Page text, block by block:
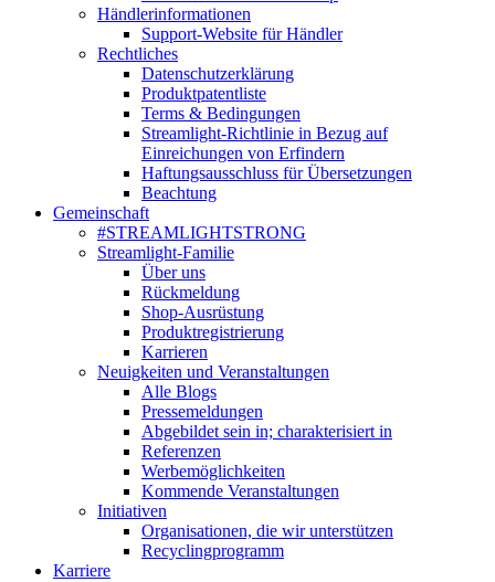
Händlerinformationen
Support-Website für Händler
Rechtliches
Datenschutzerklärung
Produktpatentliste
Terms & Bedingungen
Streamlight-Richtlinie in Bezug auf
Einreichungen von Erfindern
Haftungsausschluss für Übersetzungen
Beachtung
Gemeinschaft
#STREAMLIGHTSTRONG
Streamlight-Familie
Über uns
Rückmeldung
Shop-Ausrüstung
Produktregistrierung
Karrieren
Neuigkeiten und Veranstaltungen
Alle Blogs
Pressemeldungen
Abgebildet sein in; charakterisiert in
Referenzen
Werbemöglichkeiten
Kommende Veranstaltungen
Initiativen
Organisationen, die wir unterstützen
Recyclingprogramm
Karriere